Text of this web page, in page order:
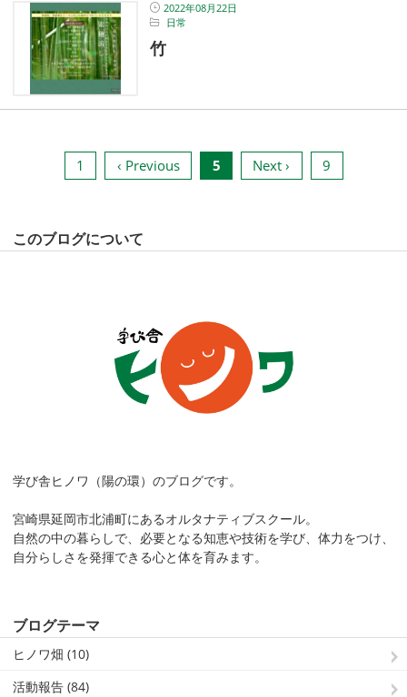
2022年08月22日
日常
竹
1 ‹ Previous 5 Next › 9
このブログについて
学び舎ヒノワ（陽の環）のブログです。
宮崎県延岡市北浦町にあるオルタナティブスクール。
自然の中の暮らしで、必要となる知恵や技術を学び、体力をつけ、
自分らしさを発揮できる心と体を育みます。
ブログテーマ
ヒノワ畑 (10)
活動報告 (84)